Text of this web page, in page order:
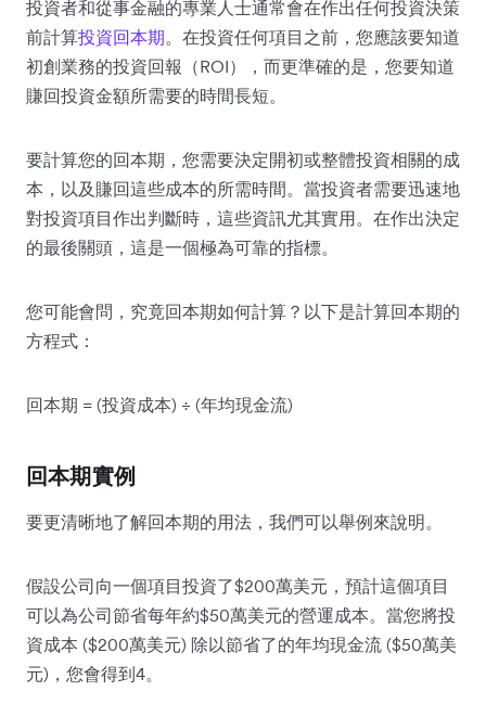
投資者和從事金融的專業人士通常會在作出任何投資決策
前計算投資回本期。在投資任何項目之前，您應該要知道
初創業務的投資回報（ROI），而更準確的是，您要知道
賺回投資金額所需要的時間長短。
要計算您的回本期，您需要決定開初或整體投資相關的成
本，以及賺回這些成本的所需時間。當投資者需要迅速地
對投資項目作出判斷時，這些資訊尤其實用。在作出決定
的最後關頭，這是一個極為可靠的指標。
您可能會問，究竟回本期如何計算？以下是計算回本期的
方程式：
回本期 = (投資成本) ÷ (年均現金流)
回本期實例
要更清晰地了解回本期的用法，我們可以舉例來說明。
假設公司向一個項目投資了$200萬美元，預計這個項目
可以為公司節省每年約$50萬美元的營運成本。當您將投
資成本 ($200萬美元) 除以節省了的年均現金流 ($50萬美
元)，您會得到4。